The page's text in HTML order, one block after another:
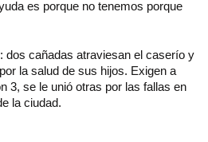
es porque no tenemos porque
dos cañadas atraviesan el caserío y
la salud de sus hijos. Exigen a
3, se le unió otras por las fallas en
la ciudad.